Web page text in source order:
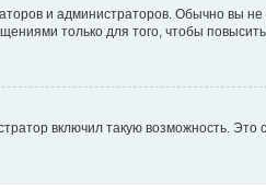
и администраторов. Обычно вы не
только для того, чтобы повысить
включил такую возможность. Это